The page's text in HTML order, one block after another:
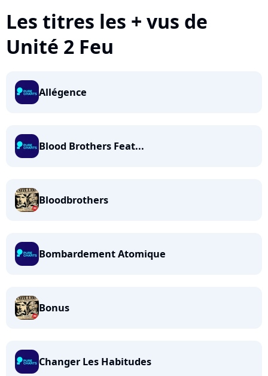
Les titres les + vus de
Unité 2 Feu
Allégence
Blood Brothers Feat...
Bloodbrothers
Bombardement Atomique
Bonus
Changer Les Habitudes